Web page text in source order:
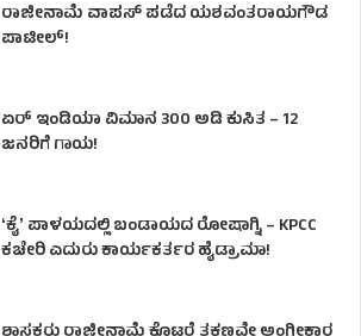
ರಾಜೀನಾಮೆ ವಾಪಸ್ ಪಡೆದ ಯಶವಂತರಾಯಗೌಡ
ಪಾಟೀಲ್‌!
ಏರ್ ಇಂಡಿಯಾ ವಿಮಾನ 300 ಅಡಿ ಕುಸಿತ – 12
ಜನರಿಗೆ ಗಾಯ!
ʻಕೈʼ​ ಪಾಳಯದಲ್ಲಿ ಬಂಡಾಯದ ರೋಷಾಗ್ನಿ – KPCC
ಕಚೇರಿ ಎದುರು ಕಾರ್ಯಕರ್ತರ ಹೈಡ್ರಾಮಾ!